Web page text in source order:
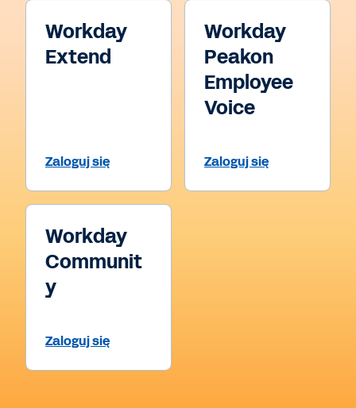
Workday
Extend
Zaloguj się
Workday
Peakon
Employee
Voice
Zaloguj się
Workday
Communit
y
Zaloguj się